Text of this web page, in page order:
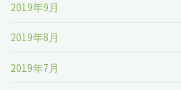
2019年9月
2019年8月
2019年7月